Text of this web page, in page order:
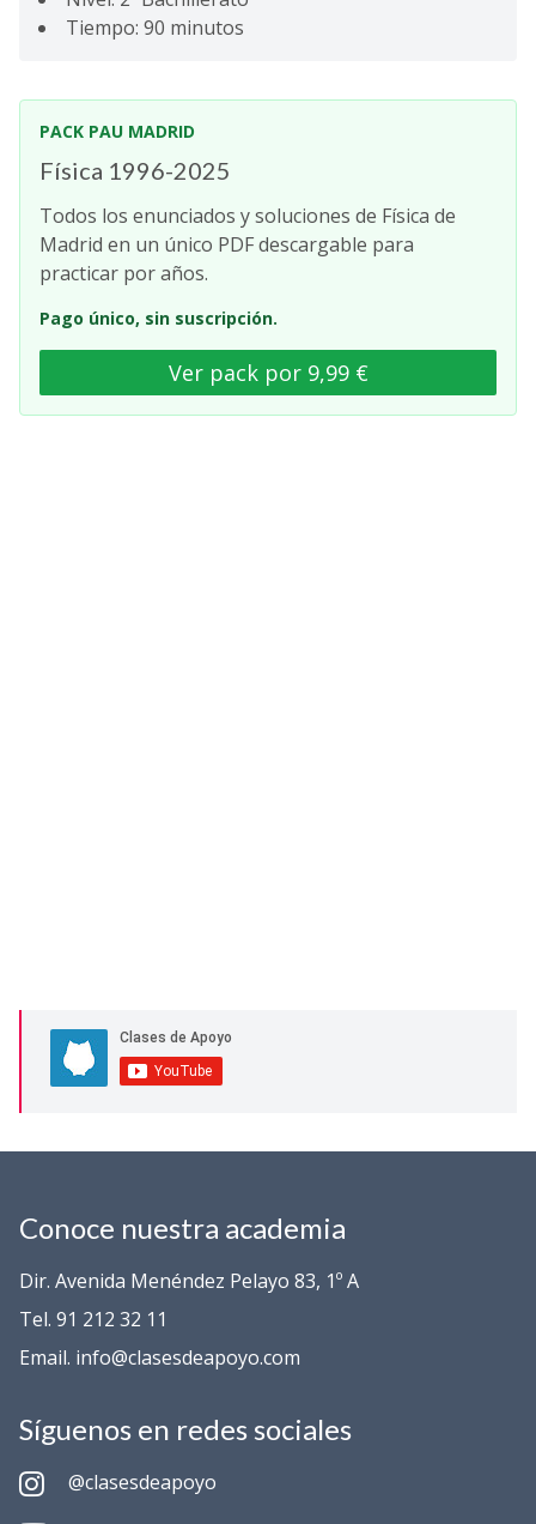
Tiempo: 90 minutos
PACK PAU MADRID
Física 1996-2025
Todos los enunciados y soluciones de Física de
Madrid en un único PDF descargable para
practicar por años.
Pago único, sin suscripción.
Ver pack por 9,99 €
Conoce nuestra academia
Dir. Avenida Menéndez Pelayo 83, 1º A
Tel. 91 212 32 11
Email. info@clasesdeapoyo.com
Síguenos en redes sociales
@clasesdeapoyo